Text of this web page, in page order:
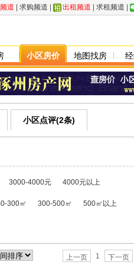
道 求购频道 出租频道 求租频道
小区房价 地图找房
小区点评(2条)
3000-4000元 4000元以上
300㎡ 300-500㎡ 500㎡以上
上一页 1 下一页